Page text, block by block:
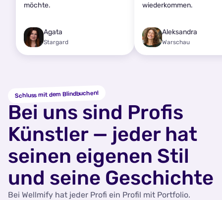
möchte.
Agata
Stargard
wiederkommen.
Aleksandra
Warschau
Schluss mit dem Blindbuchen!
Bei uns sind Profis
Künstler — jeder hat
seinen eigenen Stil
und seine Geschichte
Bei Wellmify hat jeder Profi ein Profil mit Portfolio.